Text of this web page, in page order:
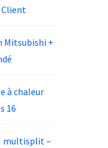
Client
+
à chaleur
16
multisplit –